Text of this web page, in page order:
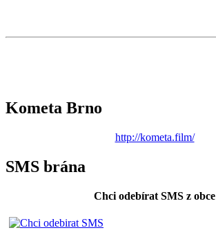
Kometa Brno
http://kometa.film/
SMS brána
Chci odebírat SMS z obce